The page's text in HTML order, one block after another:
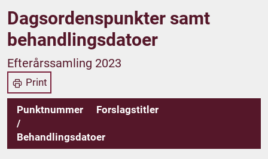
Dagsordenspunkter samt
behandlingsdatoer
Efterårssamling 2023
Print
Punktnummer
/
Behandlingsdatoer
Forslagstitler